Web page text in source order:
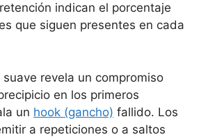
indican el porcentaje
que siguen presentes en cada
revela un compromiso
en los primeros
un hook (gancho) fallido. Los
a repeticiones o a saltos